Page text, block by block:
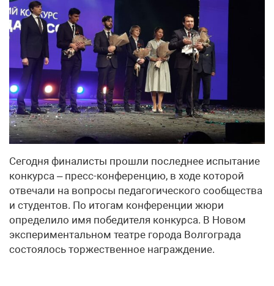
Сегодня финалисты прошли последнее испытание
конкурса – пресс-конференцию, в ходе которой
отвечали на вопросы педагогического сообщества
и студентов. По итогам конференции жюри
определило имя победителя конкурса. В Новом
экспериментальном театре города Волгограда
состоялось торжественное награждение.